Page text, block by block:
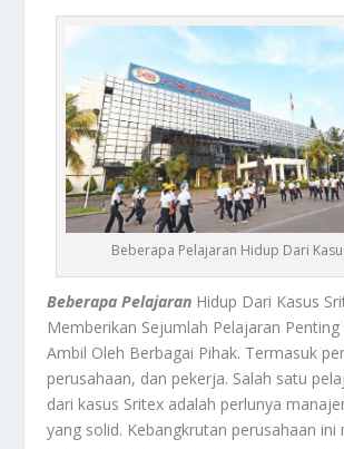
Beberapa Pelajaran Hidup Dari
Beberapa Pelajaran Hidup Dari Kasus
Memberikan Sejumlah Pelajaran
Ambil Oleh Berbagai Pihak. Termasuk
perusahaan, dan pekerja. Salah satu
dari kasus Sritex adalah perlunya
yang solid. Kebangkrutan perusahaan ini